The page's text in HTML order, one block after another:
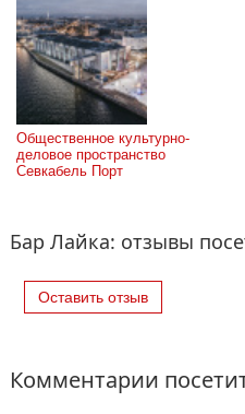
Общественное культурно-
деловое пространство
Севкабель Порт
Бар Лайка: отзывы
Оставить отзыв
Комментарии